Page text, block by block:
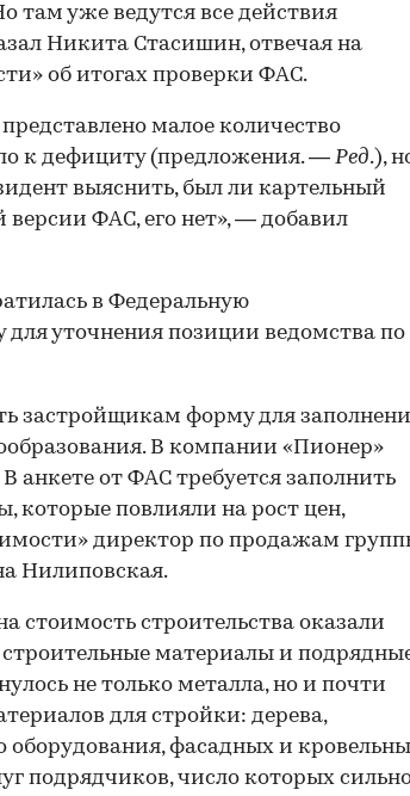
там уже ведутся все действия
Никита Стасишин, отвечая на
об итогах проверки ФАС.
малое количество
к дефициту (предложения. — Ред.),
выяснить, был ли картельный
ФАС, его нет», — добавил
в Федеральную
уточнения позиции ведомства по
застройщикам форму для
В компании «Пионер»
анкете от ФАС требуется заполнить
которые повлияли на рост цен,
директор по продажам
Нилиповская.
стоимость строительства оказали
материалы и
не только металла, но и почти
для стройки: дерева,
оборудования, фасадных и
подрядчиков, число которых